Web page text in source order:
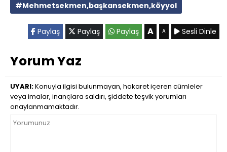
#Mehmetsekmen,başkansekmen,köyyol
Paylaş Paylaş Paylaş A A Sesli Dinle
Yorum Yaz
UYARI:Konuyla ilgisi bulunmayan, hakaret içeren cümleler
veya imalar, inançlara saldırı, şiddete teşvik yorumları
onaylanmamaktadır.